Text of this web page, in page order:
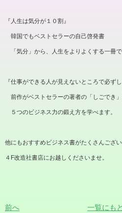
『人生は気分が１０割』
韓国でもベストセラーの自己啓発書
「気分」から、人生をよりよくする一冊で
『仕事ができる人が見えないところで必ずし
前作がベストセラーの著者の「しごでき
５つのビジネス力の鍛え方を学べます。
他にもおすすめビジネス書がたくさんござい
４ F改造社書店にお越しくださいませ。
前へ 一覧にも